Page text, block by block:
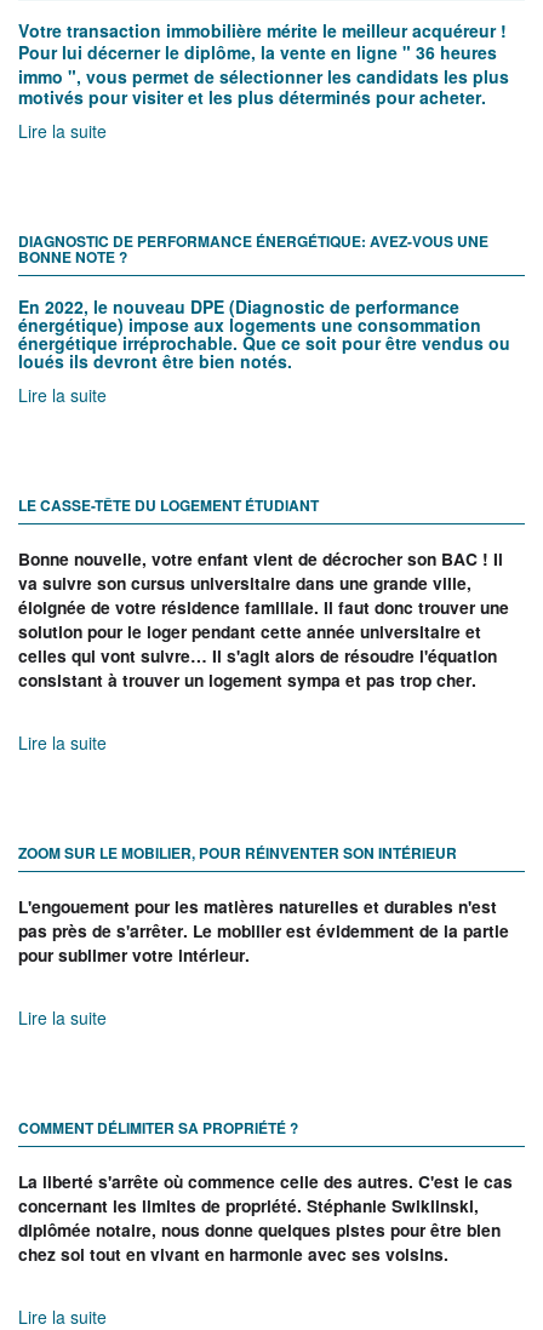
Votre transaction immobilière mérite le meilleur acquéreur !
Pour lui décerner le diplôme, la vente en ligne " 36 heures
immo ", vous permet de sélectionner les candidats les plus
motivés pour visiter et les plus déterminés pour acheter.
Lire la suite
DIAGNOSTIC DE PERFORMANCE ÉNERGÉTIQUE: AVEZ-VOUS UNE
BONNE NOTE ?
En 2022, le nouveau DPE (Diagnostic de performance
énergétique) impose aux logements une consommation
énergétique irréprochable. Que ce soit pour être vendus ou
loués ils devront être bien notés.
Lire la suite
LE CASSE-TÊTE DU LOGEMENT ÉTUDIANT
Bonne nouvelle, votre enfant vient de décrocher son BAC ! Il
va suivre son cursus universitaire dans une grande ville,
éloignée de votre résidence familiale. Il faut donc trouver une
solution pour le loger pendant cette année universitaire et
celles qui vont suivre… Il s'agit alors de résoudre l'équation
consistant à trouver un logement sympa et pas trop cher.
Lire la suite
ZOOM SUR LE MOBILIER, POUR RÉINVENTER SON INTÉRIEUR
L'engouement pour les matières naturelles et durables n'est
pas près de s'arrêter. Le mobilier est évidemment de la partie
pour sublimer votre intérieur.
Lire la suite
COMMENT DÉLIMITER SA PROPRIÉTÉ ?
La liberté s'arrête où commence celle des autres. C'est le cas
concernant les limites de propriété. Stéphanie Swiklinski,
diplômée notaire, nous donne quelques pistes pour être bien
chez soi tout en vivant en harmonie avec ses voisins.
Lire la suite